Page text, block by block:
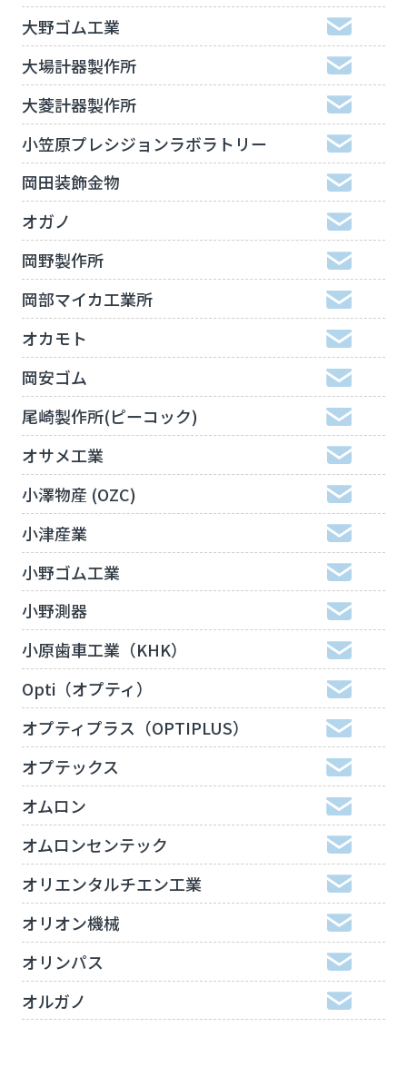
大野ゴム工業
大場計器製作所
大菱計器製作所
小笠原プレシジョンラボラトリー
岡田装飾金物
オガノ
岡野製作所
岡部マイカ工業所
オカモト
岡安ゴム
尾崎製作所(ピーコック)
オサメ工業
小澤物産 (OZC)
小津産業
小野ゴム工業
小野測器
小原歯車工業（KHK）
Opti（オプティ）
オプティプラス（OPTIPLUS）
オプテックス
オムロン
オムロンセンテック
オリエンタルチエン工業
オリオン機械
オリンパス
オルガノ